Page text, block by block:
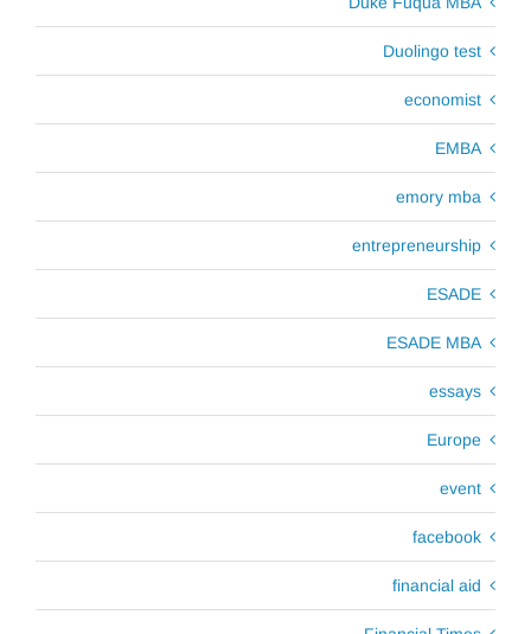
Duolingo test
economist
EMBA
emory mba
entrepreneurship
ESADE
ESADE MBA
essays
Europe
event
facebook
financial aid